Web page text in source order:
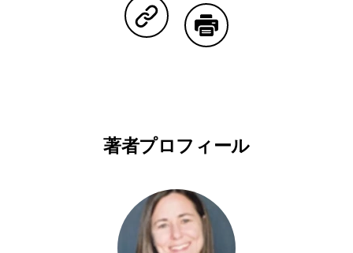
Copy Linkで共有する
著者プロフィール